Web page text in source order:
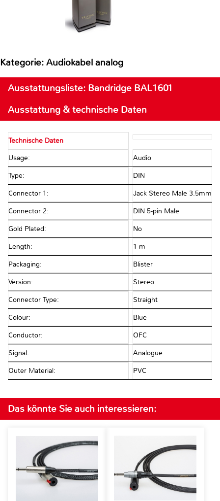
Kategorie: Audiokabel analog
Ausstattungsliste: Bandridge BAL1601
Ausstattung & technische Daten
Technische Daten
Usage: Audio
Type: DIN
Connector 1: Jack Stereo Male 3.5mm
Connector 2: DIN 5-pin Male
Gold Plated: No
Length: 1 m
Packaging: Blister
Version: Stereo
Connector Type: Straight
Colour: Blue
Conductor: OFC
Signal: Analogue
Outer Material: PVC
Das könnte Sie auch interessieren: